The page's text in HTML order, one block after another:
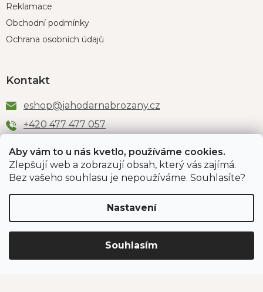
Aby vám to u nás kvetlo, používáme cookies.
Zlepšují web a zobrazují obsah, který vás zajímá.
Bez vašeho souhlasu je nepoužíváme. Souhlasíte?
Nastavení
Souhlasím
Reklamace
Obchodní podmínky
Ochrana osobních údajů
Kontakt
eshop@jahodarnabrozany.cz
+420 477 477 057
Odběr newsletteru
PŘIHLÁSIT SE